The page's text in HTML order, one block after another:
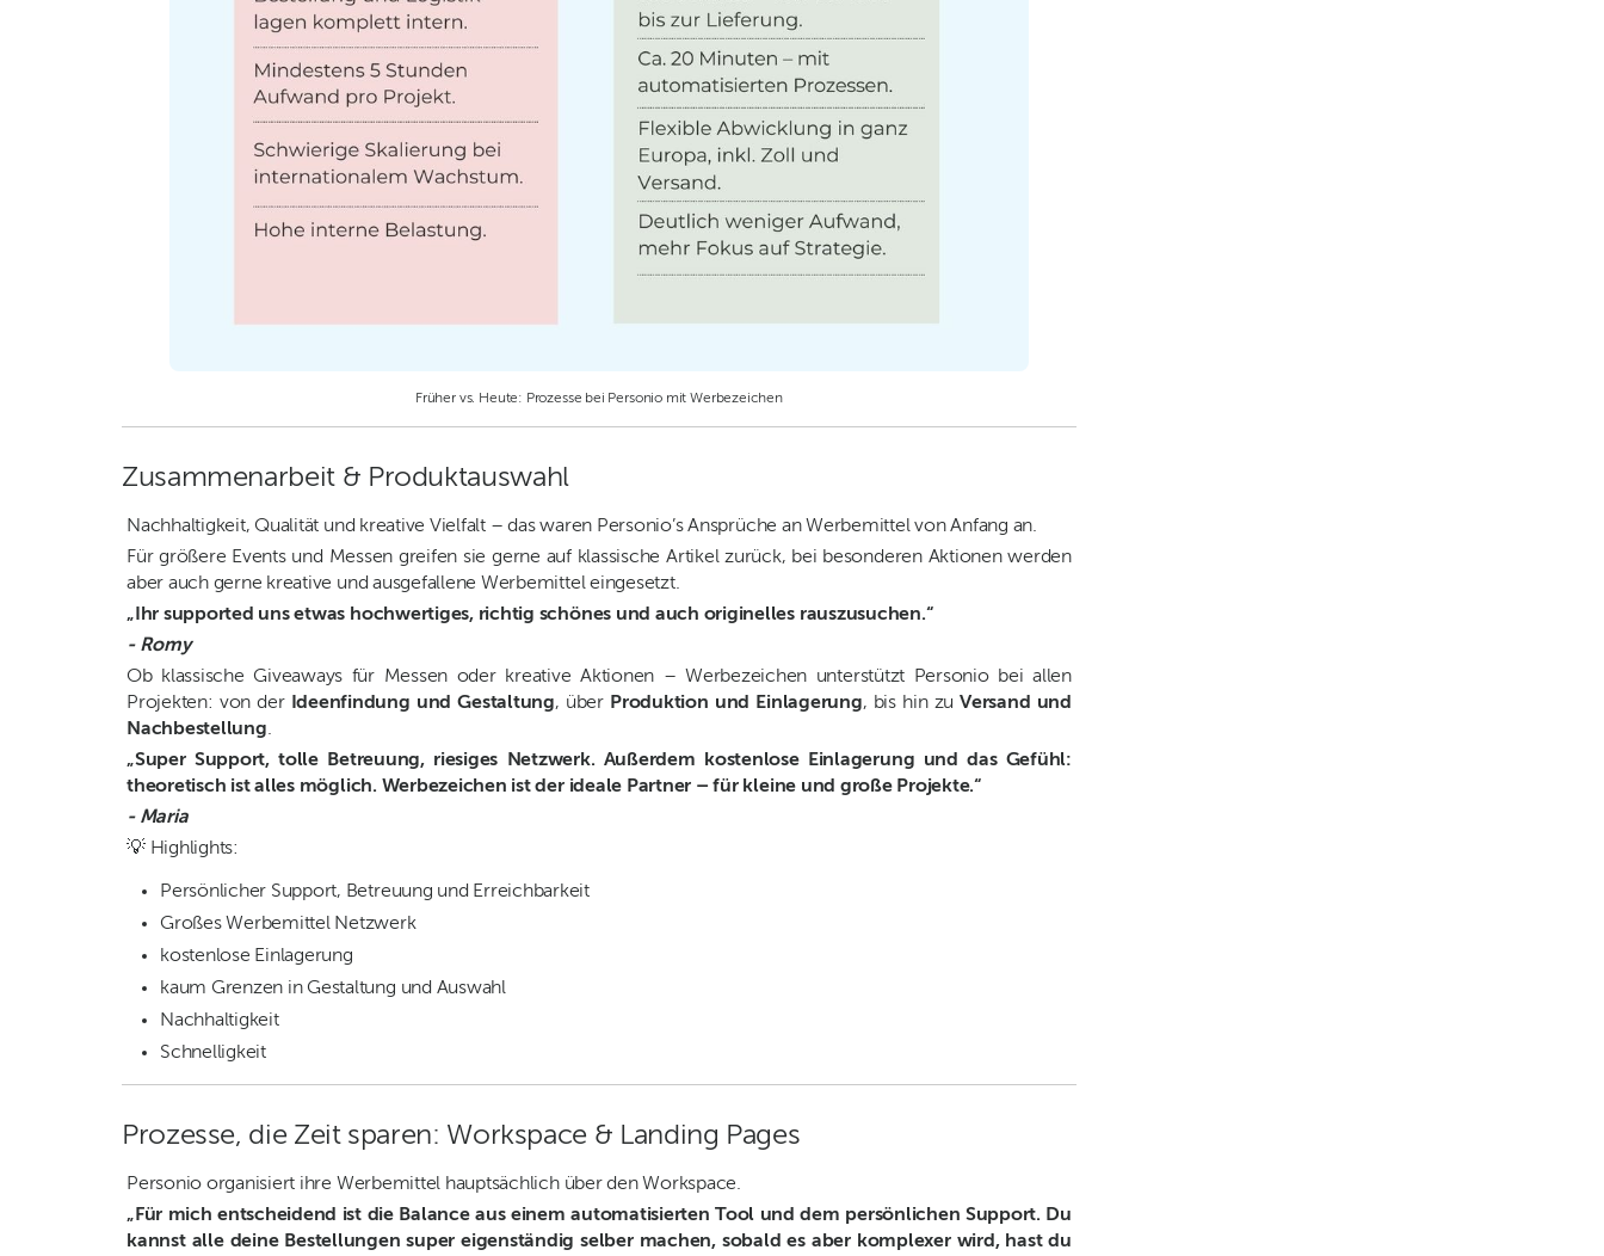
Früher vs. Heute: Prozesse bei Personio mit Werbezeichen
Zusammenarbeit & Produktauswahl
Nachhaltigkeit, Qualität und kreative Vielfalt – das waren Personio’s Ansprüche an Werbemittel von Anfang an.
Für größere Events und Messen greifen sie gerne auf klassische Artikel zurück, bei besonderen Aktionen werden
aber auch gerne kreative und ausgefallene Werbemittel eingesetzt.
„Ihr supported uns etwas hochwertiges, richtig schönes und auch originelles rauszusuchen.“
- Romy
Ob klassische Giveaways für Messen oder kreative Aktionen – Werbezeichen unterstützt Personio bei allen
Projekten: von der Ideenfindung und Gestaltung, über Produktion und Einlagerung, bis hin zuVersand und
Nachbestellung.
„Super Support, tolle Betreuung, riesiges Netzwerk. Außerdem kostenlose Einlagerung und das Gefühl:
theoretisch ist alles möglich. Werbezeichen ist der ideale Partner – für kleine und große Projekte.“
- Maria
💡 Highlights:
Persönlicher Support, Betreuung und Erreichbarkeit
Großes Werbemittel Netzwerk
kostenlose Einlagerung
kaum Grenzen in Gestaltung und Auswahl
Nachhaltigkeit
Schnelligkeit
Prozesse, die Zeit sparen: Workspace & Landing Pages
Personio organisiert ihre Werbemittel hauptsächlich über den Workspace.
„Für mich entscheidend ist die Balance aus einem automatisierten Tool und dem persönlichen Support. Du
kannst alle deine Bestellungen super eigenständig selber machen, sobald es aber komplexer wird, hast du